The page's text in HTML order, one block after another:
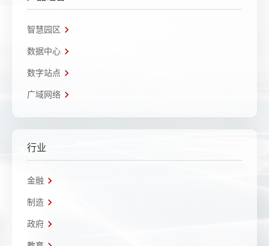
智慧园区
数据中心
数字站点
广域网络
行业
金融
制造
政府